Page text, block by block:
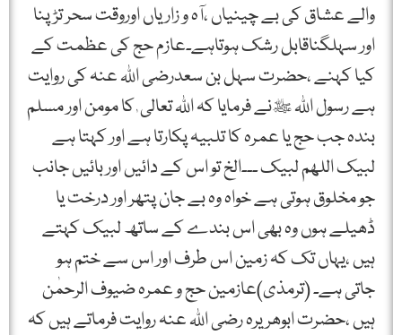
والے عشاق کی بے چینیاں ،آہ و زاریاں اوروقت سحر تڑپنا
اور سہلگناقابل رشک ہوتاہے۔عازم حج کی عظمت کے
کیا کہنے ،حضرت سہل بن سعدرضی اللہ عنہ کی روایت
ہے رسول اللہ ﷺنے فرمایا کہ اللہ تعالی ٰ کا مومن اور مسلم
بندہ جب حج یا عمرہ کا تلبیہ پکارتا ہے اور کہتا ہے
لبیک اللھم لبیک ۔۔۔الخ تو اس کے دائیں اور بائیں جانب
جو مخلوق ہوتی ہے خواہ وہ بے جان پتھر اور درخت یا
ڈھیلے ہوں وہ بھی اس بندے کے ساتھ لبیک کہتے
ہیں ،یہاں تک کہ زمین اس طرف اور اس سے ختم ہو
جاتی ہے۔ (ترمذی)عازمین حج و عمرہ ضیوف الرحمٰن
ہیں ،حضرت ابوھریرہ رضی اللہ عنہ روایت فرماتے ہیں کہ